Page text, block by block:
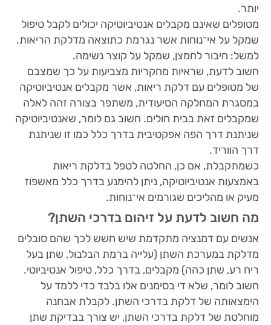
יותר.
מטופלים שאינם מקבלים אנטיביוטיקה יכולים לקבל טיפול
שמקל על אי־נוחות אשר נגרמת כתוצאה מדלקת הריאות.
למשל: חיבור לחמצן, שמקל על קוצר נשימה.
חשוב לדעת, שראיות מחקריות מצביעות על כך שמצבם
של מטופלים עם דלקת ריאות, אשר מקבלים אנטיביוטיקה
במסגרת המחלקה הסיעודית, משתפר בצורה זהה לאלה
שמקבלים זאת בבית חולים. חשוב גם לומר, שאנטיביוטיקה
שניתנת דרך הפה אפקטיבית בדרך כלל כמו זו שניתנת
דרך הווריד.
כשמתקבלת, אם כן, החלטה לטפל בדלקת ריאות
באמצעות אנטיביוטיקה, ניתן להימנע בדרך כלל מאשפוז
מעיק או מהליכים שגורמים אי־נוחות.
מה חשוב לדעת על זיהום בדרכי השתן?
אנשים עם דמנציה מתקדמת שיש חשש לכך שהם סובלים
מדלקת במערכת השתן (עלייה ברמת הבלבול, שתן בעל
ריח רע, שתן כהה) מקבלים, בדרך כלל, טיפול אנטיביוטי.
חשוב לומר, שלא די בסימנים אלו בלבד כדי ללמד על
הימצאותה של דלקת בדרכי השתן. לקבלת אבחנה
מוחלטת של דלקת בדרכי השתן, יש צורך בבדיקת שתן